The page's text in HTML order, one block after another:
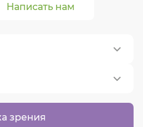
зрения
Написать нам